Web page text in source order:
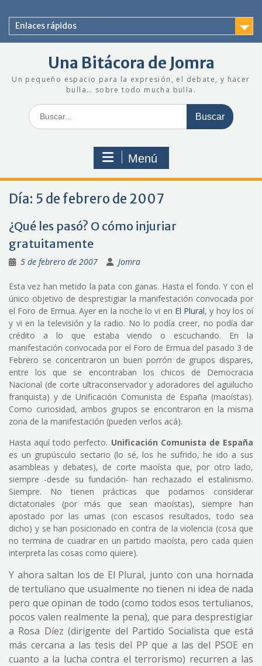
contenido
Enlaces rápidos
Una Bitácora de Jomra
Un pequeño espacio para la expresión, el debate, y hacer
bulla… sobre todo mucha bulla.
Buscar:
Menú
Día: 5 de febrero de 2007
¿Qué les pasó? O cómo injuriar
gratuitamente
5 de febrero de 2007 Jomra
Esta vez han metido la pata con ganas. Hasta el fondo. Y con el
único objetivo de desprestigiar la manifestación convocada por
el Foro de Ermua. Ayer en la noche lo vi en El Plural, y hoy los oí
y vi en la televisión y la radio. No lo podía creer, no podía dar
crédito a lo que estaba viendo o escuchando. En la
manifestación convocada por el Foro de Ermua del pasado 3 de
Febrero se concentraron un buen porrón de grupos dispares,
entre los que se encontraban los chicos de Democracia
Nacional (de corte ultraconservador y adoradores del aguilucho
franquista) y de Unificación Comunista de España (maoístas).
Como curiosidad, ambos grupos se encontraron en la misma
zona de la manifestación (pueden verlos acá).
Hasta aquí todo perfecto. Unificación Comunista de España
es un grupúsculo sectario (lo sé, los he sufrido, he ido a sus
asambleas y debates), de corte maoísta que, por otro lado,
siempre -desde su fundación- han rechazado el estalinismo.
Siempre. No tienen prácticas que podamos considerar
dictatoriales (por más que sean maoístas), siempre han
apostado por las urnas (con escasos resultados, todo sea
dicho) y se han posicionado en contra de la violencia (cosa que
no termina de cuadrar en un partido maoísta, pero cada quien
interpreta las cosas como quiere).
Y ahora saltan los de El Plural, junto con una hornada
de tertuliano que usualmente no tienen ni idea de nada
pero que opinan de todo (como todos esos tertulianos,
pocos valen realmente la pena), que para desprestigiar
a Rosa Díez (dirigente del Partido Socialista que está
más cercana a las tesis del PP que a las del PSOE en
cuanto a la lucha contra el terrorismo) recurren a las